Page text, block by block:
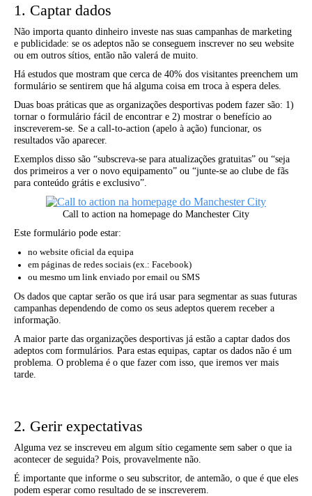
1. Captar dados
Não importa quanto dinheiro investe nas suas campanhas de marketing
e publicidade: se os adeptos não se conseguem inscrever no seu website
ou em outros sítios, então não valerá de muito.
Há estudos que mostram que cerca de 40% dos visitantes preenchem um
formulário se sentirem que há alguma coisa em troca à espera deles.
Duas boas práticas que as organizações desportivas podem fazer são: 1)
tornar o formulário fácil de encontrar e 2) mostrar o benefício ao
inscreverem-se. Se a call-to-action (apelo à ação) funcionar, os
resultados vão aparecer.
Exemplos disso são “subscreva-se para atualizações gratuitas” ou “seja
dos primeiros a ver o novo equipamento” ou “junte-se ao clube de fãs
para conteúdo grátis e exclusivo”.
Call to action na homepage do Manchester City
Este formulário pode estar:
no website oficial da equipa
em páginas de redes sociais (ex.: Facebook)
ou mesmo um link enviado por email ou SMS
Os dados que captar serão os que irá usar para segmentar as suas futuras
campanhas dependendo de como os seus adeptos querem receber a
informação.
A maior parte das organizações desportivas já estão a captar dados dos
adeptos com formulários. Para estas equipas, captar os dados não é um
problema. O problema é o que fazer com isso, que iremos ver mais
tarde.
2. Gerir expectativas
Alguma vez se inscreveu em algum sítio cegamente sem saber o que ia
acontecer de seguida? Pois, provavelmente não.
É importante que informe o seu subscritor, de antemão, o que é que eles
podem esperar como resultado de se inscreverem.